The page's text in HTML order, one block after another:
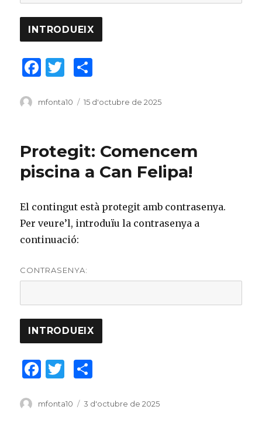
F
c
b
o
o
k
T
it
r
m
ar
te
ix
Author
mfonta10
Posted
15 d'octubre de 2025
Protegit: Comencem
piscina a Can Felipa!
El contingut està protegit amb contrasenya.
Per veure’l, introduïu la contrasenya a
continuació:
CONTRASENYA:
F
c
T
it
m
Author
mfonta10
Posted
3 d'octubre de 2025